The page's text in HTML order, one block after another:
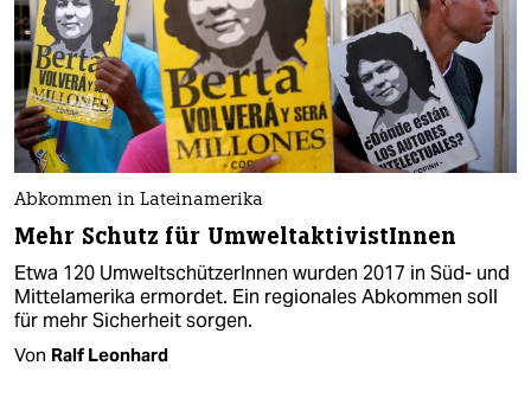
Abkommen in Lateinamerika
Mehr Schutz für UmweltaktivistInnen
Etwa 120 UmweltschützerInnen wurden 2017 in Süd- und
Mittelamerika ermordet. Ein regionales Abkommen soll
für mehr Sicherheit sorgen.
Von Ralf Leonhard